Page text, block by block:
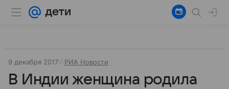
9 декабря 2017 РИА Новости
В Индии женщина родила